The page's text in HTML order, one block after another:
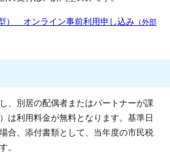
） オンライン事前利用申し込み （外部
、別居の配偶者またはパートナーが課
は利用料金が無料となります。基準日
合、添付書類として、当年度の市民税
。